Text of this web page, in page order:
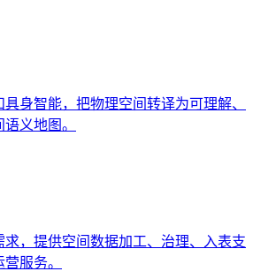
身智能，把物理空间转译为可理解、
义地图。
，提供空间数据加工、治理、入表支
服务。